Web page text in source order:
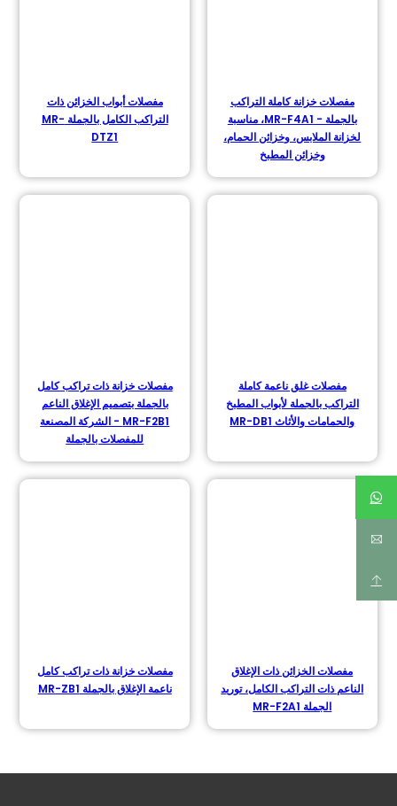
مفصلات خزانة كاملة التراكب
بالجملة - MR-F4A1، مناسبة
لخزانة الملابس، وخزائن الحمام،
وخزائن المطبخ
مفصلات أبواب الخزائن ذات
التراكب الكامل بالجملة MR-
DTZ1
مفصلات غلق ناعمة كاملة
التراكب بالجملة لأبواب المطبخ
والحمامات والأثاث MR-DB1
مفصلات خزانة ذات تراكب كامل
بالجملة بتصميم الإغلاق الناعم
MR-F2B1 - الشركة المصنعة
للمفصلات بالجملة
مفصلات الخزائن ذات الإغلاق
الناعم ذات التراكب الكامل، توريد
الجملة MR-F2A1
مفصلات خزانة ذات تراكب كامل
ناعمة الإغلاق بالجملة MR-ZB1